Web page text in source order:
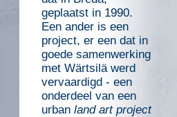
geplaatst in 1990.
Een ander is een
project, er een dat in
goede samenwerking
met Wärtsilä werd
vervaardigd - een
onderdeel van een
urban land art project